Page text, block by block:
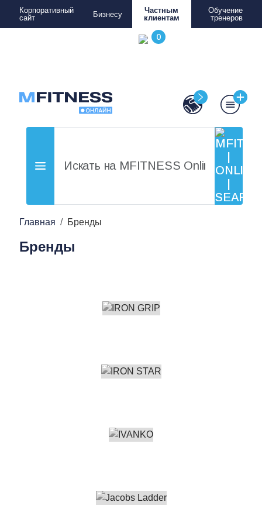
Корпоративный
сайт
Бизнесу
Частным
клиентам
Обучение
тренеров
Главная Бренды
Бренды